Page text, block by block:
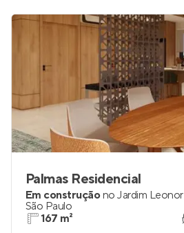
Palmas Residencial
Em construçãono Jardim
São Paulo
167 m²